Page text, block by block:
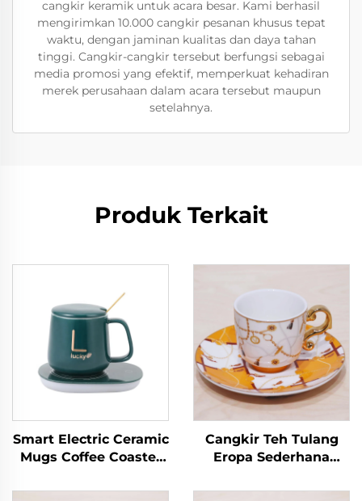
cangkir keramik untuk acara besar. Kami berhasil
mengirimkan 10.000 cangkir pesanan khusus tepat
waktu, dengan jaminan kualitas dan daya tahan
tinggi. Cangkir-cangkir tersebut berfungsi sebagai
media promosi yang efektif, memperkuat kehadiran
merek perusahaan dalam acara tersebut maupun
setelahnya.
Produk Terkait
Smart Electric Ceramic
Mugs Coffee Coaster
Degree Cup Lid Spoon
Cangkir Teh Tulang
Eropa Sederhana
Emas, Grosir Pabrik